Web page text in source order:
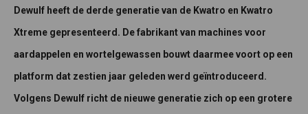
Dewulf heeft de derde generatie van de Kwatro en Kwatro
Xtreme gepresenteerd. De fabrikant van machines voor
aardappelen en wortelgewassen bouwt daarmee voort op een
platform dat zestien jaar geleden werd geïntroduceerd.
Volgens Dewulf richt de nieuwe generatie zich op een grotere